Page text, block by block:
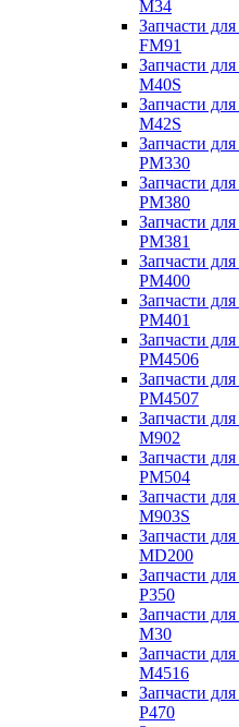
M34
Запчасти
FM91
Запчасти
M40S
Запчасти
M42S
Запчасти
PM330
Запчасти
PM380
Запчасти
PM381
Запчасти
PM400
Запчасти
PM401
Запчасти
PM4506
Запчасти
PM4507
Запчасти
M902
Запчасти
PM504
Запчасти
M903S
Запчасти
MD200
Запчасти
P350
Запчасти
M30
Запчасти
M4516
Запчасти
P470